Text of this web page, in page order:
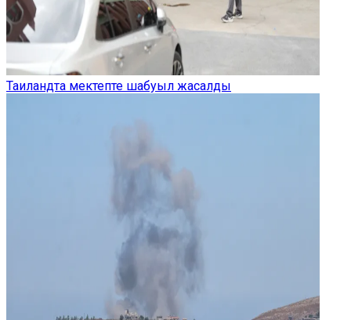
Таиландта мектепте шабуыл жасалды